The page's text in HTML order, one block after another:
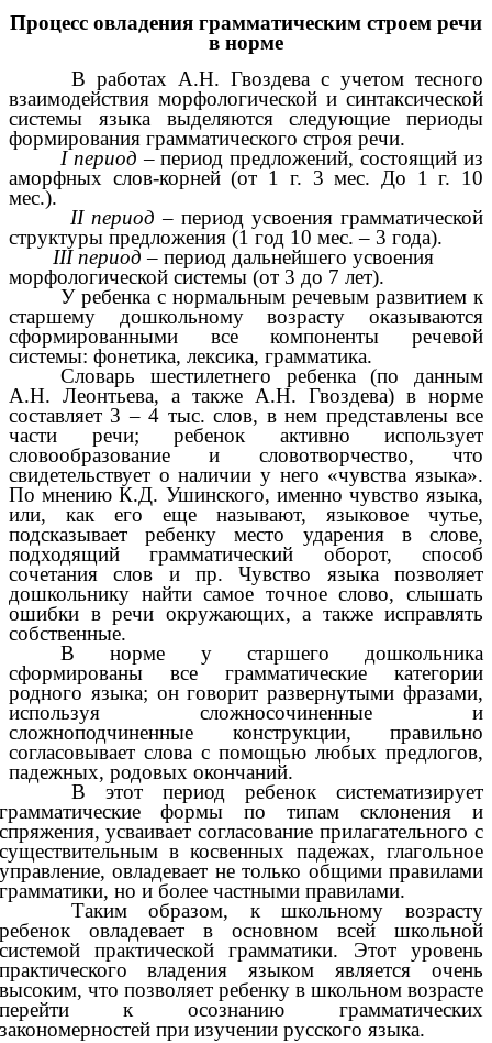
Процесс овладения грамматическим строем речи
в норме
В работах А.Н. Гвоздева с учетом тесного
взаимодействия морфологической и синтаксической
системы языка выделяются следующие периоды
формирования грамматического строя речи.
I период – период предложений, состоящий из
аморфных слов-корней (от 1 г. 3 мес. До 1 г. 10
мес.).
II период – период усвоения грамматической
структуры предложения (1 год 10 мес. – 3 года).
III период – период дальнейшего усвоения
морфологической системы (от 3 до 7 лет).
У ребенка с нормальным речевым развитием к
старшему дошкольному возрасту оказываются
сформированными все компоненты речевой
системы: фонетика, лексика, грамматика.
Словарь шестилетнего ребенка (по данным
А.Н. Леонтьева, а также А.Н. Гвоздева) в норме
составляет 3 – 4 тыс. слов, в нем представлены все
части речи; ребенок активно использует
словообразование и словотворчество, что
свидетельствует о наличии у него «чувства языка».
По мнению К.Д. Ушинского, именно чувство языка,
или, как его еще называют, языковое чутье,
подсказывает ребенку место ударения в слове,
подходящий грамматический оборот, способ
сочетания слов и пр. Чувство языка позволяет
дошкольнику найти самое точное слово, слышать
ошибки в речи окружающих, а также исправлять
собственные.
В норме у старшего дошкольника
сформированы все грамматические категории
родного языка; он говорит развернутыми фразами,
используя сложносочиненные и
сложноподчиненные конструкции, правильно
согласовывает слова с помощью любых предлогов,
падежных, родовых окончаний.
В этот период ребенок систематизирует
формы по типам склонения и
усваивает согласование прилагательного с
в косвенных падежах, глагольное
овладевает не только общими правилами
но и более частными правилами.
Таким образом, к школьному возрасту
овладевает в основном всей школьной
практической грамматики. Этот уровень
владения языком является очень
что позволяет ребенку в школьном возрасте
к осознанию грамматических
при изучении русского языка.